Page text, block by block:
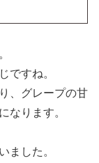
ですね。
、グレープの甘
なります。
ました。